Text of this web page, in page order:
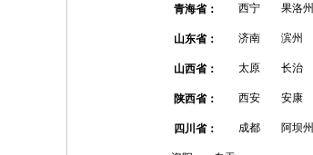
青海省： 西宁 果洛州
山东省： 济南 滨州
山西省： 太原 长治
陕西省： 西安 安康
四川省： 成都 阿坝州